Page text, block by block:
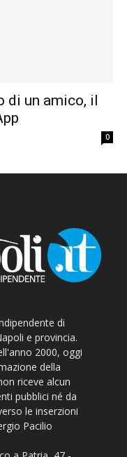
di un amico, il
0
di
e provincia.
2000, oggi
della
riceve alcun
pubblici né da
le inserzioni
Pacilio